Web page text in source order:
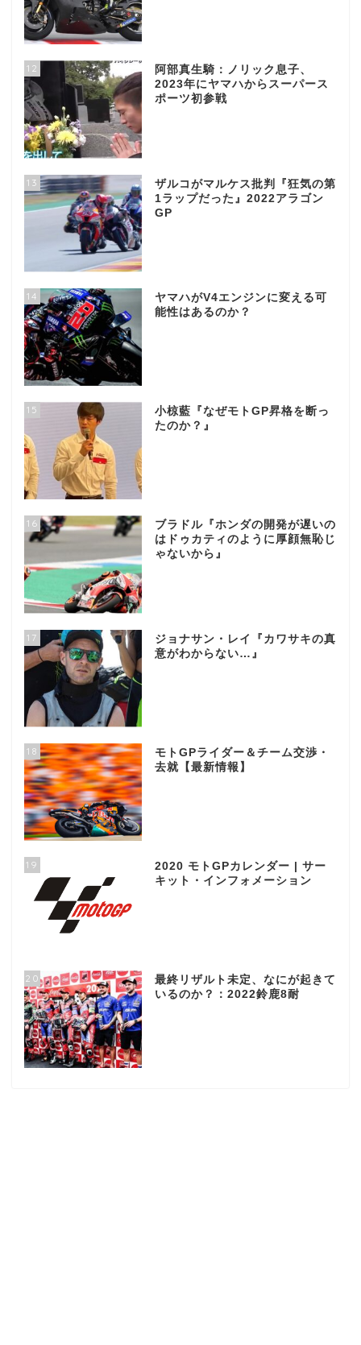
12
阿部真生騎：ノリック息子、
2023年にヤマハからスーパース
ポーツ初参戦
13
ザルコがマルケス批判『狂気の第
1ラップだった』2022アラゴン
GP
14
ヤマハがV4エンジンに変える可
能性はあるのか？
15
小椋藍『なぜモトGP昇格を断っ
たのか？』
16
ブラドル『ホンダの開発が遅いの
はドゥカティのように厚顔無恥じ
ゃないから』
17
ジョナサン・レイ『カワサキの真
意がわからない…』
18
モトGPライダー＆チーム交渉・
去就【最新情報】
19
2020 モトGPカレンダー | サー
キット・インフォメーション
20
最終リザルト未定、なにが起きて
いるのか？：2022鈴鹿8耐